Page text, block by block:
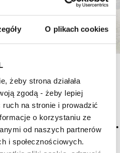
O plikach cookies
żeby strona działała
zgodą - żeby lepiej
na stronie i prowadzić
o korzystaniu ze
od naszych partnerów
i społecznościowych.
tagu: vicieux